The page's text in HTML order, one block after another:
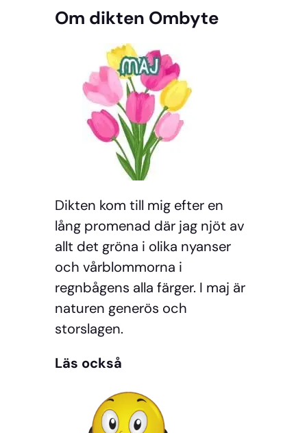
Om dikten Ombyte
Dikten kom till mig efter en
lång promenad där jag njöt av
allt det gröna i olika nyanser
och vårblommorna i
regnbågens alla färger. I maj är
naturen generös och
storslagen.
Läs också